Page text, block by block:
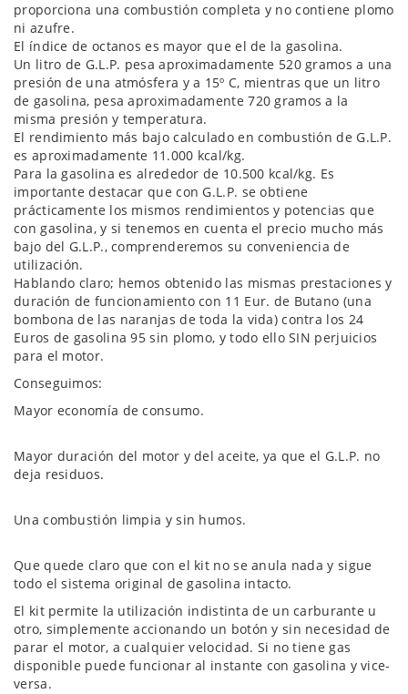
proporciona una combustión completa y no contiene plomo
ni azufre.
El índice de octanos es mayor que el de la gasolina.
Un litro de G.L.P. pesa aproximadamente 520 gramos a una
presión de una atmósfera y a 15º C, mientras que un litro
de gasolina, pesa aproximadamente 720 gramos a la
misma presión y temperatura.
El rendimiento más bajo calculado en combustión de G.L.P.
es aproximadamente 11.000 kcal/kg.
Para la gasolina es alrededor de 10.500 kcal/kg. Es
importante destacar que con G.L.P. se obtiene
prácticamente los mismos rendimientos y potencias que
con gasolina, y si tenemos en cuenta el precio mucho más
bajo del G.L.P., comprenderemos su conveniencia de
utilización.
Hablando claro; hemos obtenido las mismas prestaciones y
duración de funcionamiento con 11 Eur. de Butano (una
bombona de las naranjas de toda la vida) contra los 24
Euros de gasolina 95 sin plomo, y todo ello SIN perjuicios
para el motor.
Conseguimos:
Mayor economía de consumo.
Mayor duración del motor y del aceite, ya que el G.L.P. no
deja residuos.
Una combustión limpia y sin humos.
Que quede claro que con el kit no se anula nada y sigue
todo el sistema original de gasolina intacto.
El kit permite la utilización indistinta de un carburante u
otro, simplemente accionando un botón y sin necesidad de
parar el motor, a cualquier velocidad. Si no tiene gas
disponible puede funcionar al instante con gasolina y vice-
versa.